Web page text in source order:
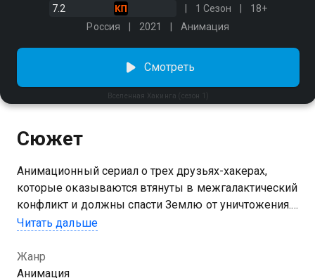
7.2 1 Сезон
18+
Россия
2021 Анимация
Вселенная Хакинга (сезон 1)
Смотреть
Сюжет
Анимационный сериал о трех друзьях-хакерах,
которые оказываются втянуты в межгалактический
конфликт и должны спасти Землю от уничтожения.
Родители Федора пропали, когда он был совсем
устройство, которое знает ответы на все вопросы.
Попытки найти родных спустя много лет
Читать дальше
Жанр
Анимация